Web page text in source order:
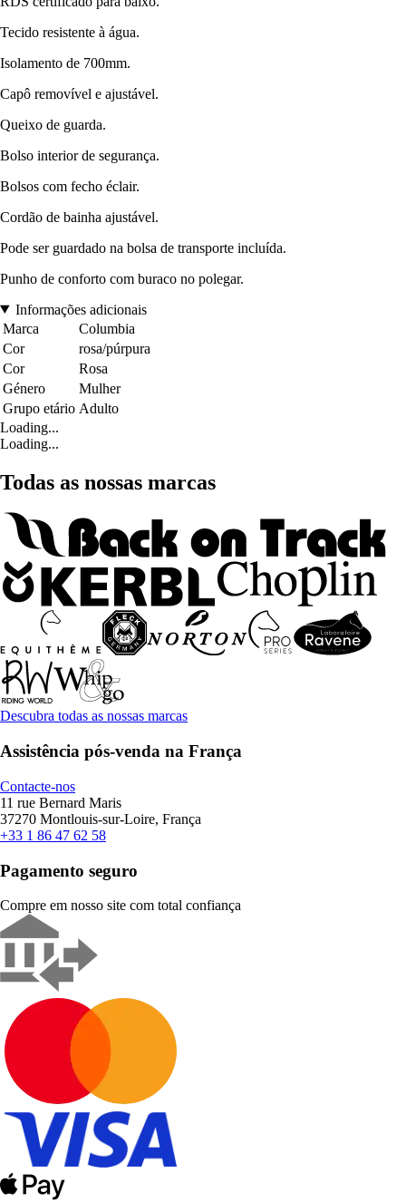
Tecido resistente à água.
Isolamento de 700mm.
Capô removível e ajustável.
Queixo de guarda.
Bolso interior de segurança.
Bolsos com fecho éclair.
Cordão de bainha ajustável.
Pode ser guardado na bolsa de transporte incluída.
Punho de conforto com buraco no polegar.
Informações adicionais
Marca
Columbia
Cor
rosa/púrpura
Cor
Rosa
Género
Mulher
Grupo etário Adulto
Loading...
Loading...
Todas as nossas marcas
Descubra todas as nossas marcas
Assistência pós-venda na França
Contacte-nos
11 rue Bernard Maris
37270 Montlouis-sur-Loire, França
+33 1 86 47 62 58
Pagamento seguro
Compre em nosso site com total confiança